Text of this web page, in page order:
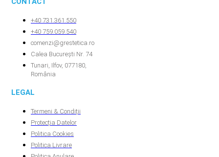
+40 731.361.550
+40 759.059.540
comenzi@grestetica.ro
Calea București Nr. 74
Tunari, Ilfov, 077180,
România
LEGAL
Termeni & Condiții
Protecția Datelor
Politica Cookies
Politica Livrare